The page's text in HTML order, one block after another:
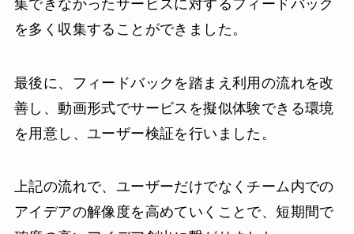
集できなかったサービスに対するフィードバック
を多く収集することができました。
最後に、フィードバックを踏まえ利用の流れを改
善し、動画形式でサービスを擬似体験できる環境
を用意し、ユーザー検証を行いました。
上記の流れで、ユーザーだけでなくチーム内での
アイデアの解像度を高めていくことで、短期間で